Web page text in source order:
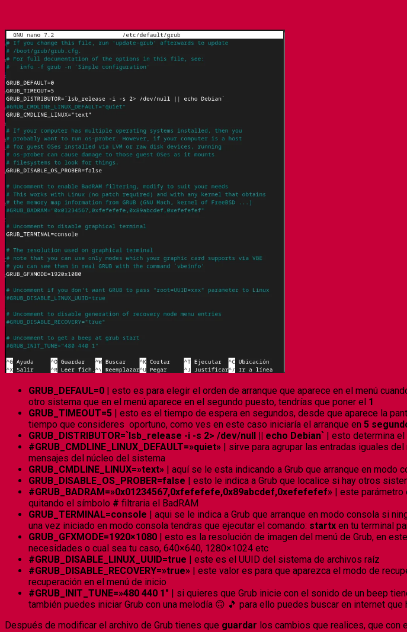
GRUB_DEFAUL=0 | esto es para elegir el orden de arranque que aparece en el menú
otro sistema que en el menú aparece en el segundo puesto, tendrías que poner el 1
GRUB_TIMEOUT=5 | esto es el tiempo de espera en segundos, desde que aparece la
tiempo que consideres oportuno, como ves en este caso iniciaría el arranque en 5
GRUB_DISTRIBUTOR=`lsb_release -i -s 2> /dev/null || echo Debian` | esto determina el
#GRUB_CMDLINE_LINUX_DEFAULT=»quiet» | sirve para agrupar las entradas iguales del
mensajes del núcleo del sistema
GRUB_CMDLINE_LINUX=»text» | aquí se le esta indicando a Grub que arranque en modo
GRUB_DISABLE_OS_PROBER=false | esto le indica a Grub que localice si hay otros
#GRUB_BADRAM=»0x01234567,0xfefefefe,0x89abcdef,0xefefefef» | este parámetro
quitando el símbolo # filtraria el BadRAM
GRUB_TERMINAL=console | aqui se le indica a Grub que arranque en modo consola si
una vez iniciado en modo consola tendras que ejecutar el comando: startx en tu terminal
GRUB_GFXMODE=1920×1080 | esto es la resolución de imagen del menú de Grub, en
necesidades o cual sea tu caso, 640×640, 1280×1024 etc
#GRUB_DISABLE_LINUX_UUID=true | este es el UUID del sistema de archivos raíz
#GRUB_DISABLE_RECOVERY=»true» | este valor es para que aparezca el modo de
recuperación en el menú de inicio
#GRUB_INIT_TUNE=»480 440 1″ | si quieres que Grub inicie con el sonido de un beep
también puedes iniciar Grub con una melodía 🙃 🎵 para ello puedes buscar en internet
Después de modificar el archivo de Grub tienes que guardar los cambios que realices, que con